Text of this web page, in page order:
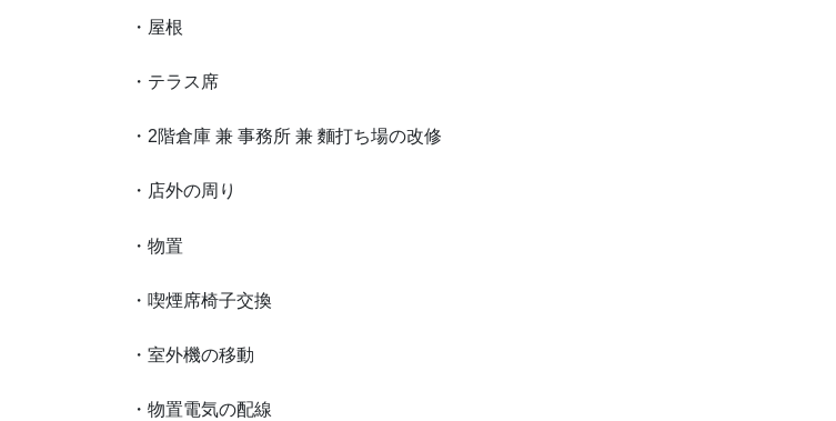
・屋根
・テラス席
・2階倉庫 兼 事務所 兼 麵打ち場の改修
・店外の周り
・物置
・喫煙席椅子交換
・室外機の移動
・物置電気の配線